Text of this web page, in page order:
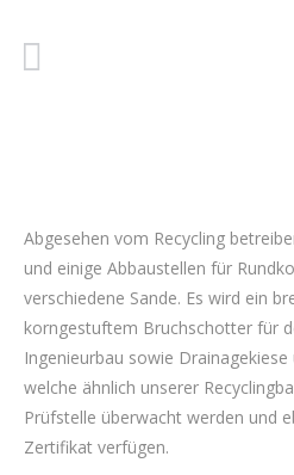
Abgesehen vom Recycling
und einige Abbaustellen für
verschiedene Sande. Es wird ein
korngestuftem Bruchschotter für
Ingenieurbau sowie
welche ähnlich unserer
Prüfstelle überwacht werden und
Zertifikat verfügen.